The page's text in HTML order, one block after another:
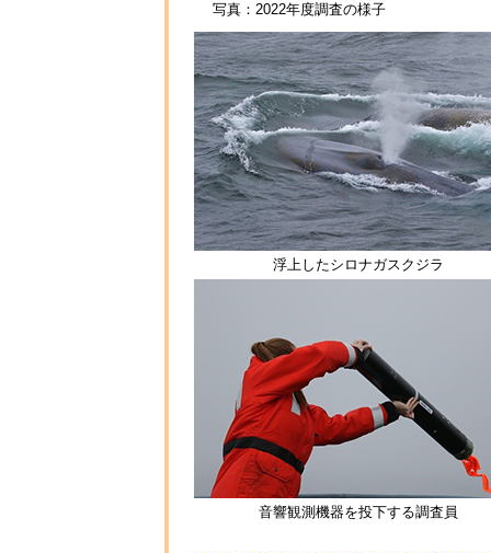
写真：2022年度調査の様子
浮上したシロナガスクジラ
音響観測機器を投下する調査員